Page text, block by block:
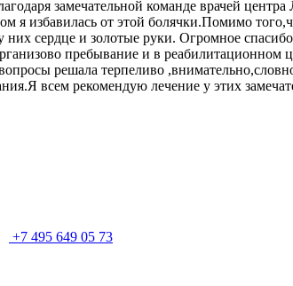
замечательной команде врачей
я избавилась от этой болячки.Помимо
сердце и золотые руки. Огромное
пребывание и в
решала терпеливо
всем рекомендую лечение у этих
+7 495 649 05 73